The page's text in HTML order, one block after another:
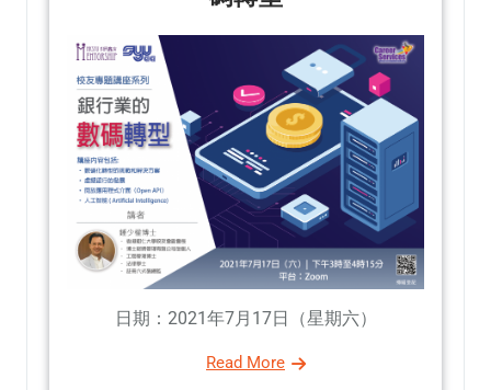
日期：2021年7月17日（星期六）
Read More